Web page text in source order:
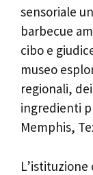
sensoriale
barbecue
cibo e
museo
regionali,
ingredienti
Memphis,